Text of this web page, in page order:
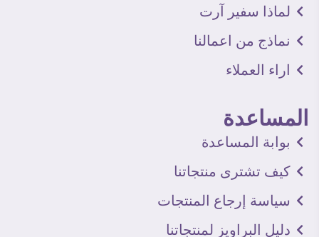
لماذا سفير آرت
نماذج من اعمالنا
اراء العملاء
المساعدة
بوابة المساعدة
كيف تشترى منتجاتنا
سياسة إرجاع المنتجات
دليل البراويز لمنتجاتنا